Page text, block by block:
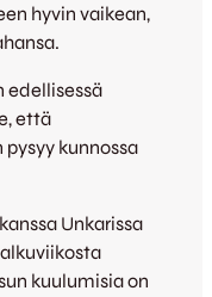
hyvin vaikean,
edellisessä
että
kunnossa
kanssa Unkarissa
kuulumisia on